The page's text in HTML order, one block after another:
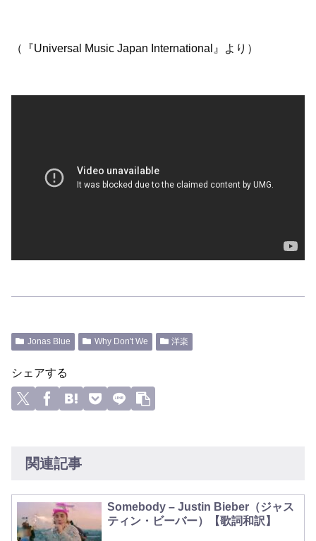
（『Universal Music Japan International』より）
Jonas Blue Why Don't We 洋楽
シェアする
関連記事
Somebody – Justin Bieber（ジャス
ティン・ビーバー）【歌詞和訳】